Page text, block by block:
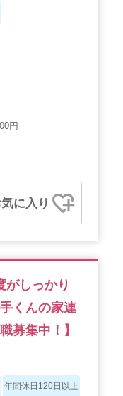
円
に入り
がしっかり
くんの家連
募集中！】
年間休日120日以上